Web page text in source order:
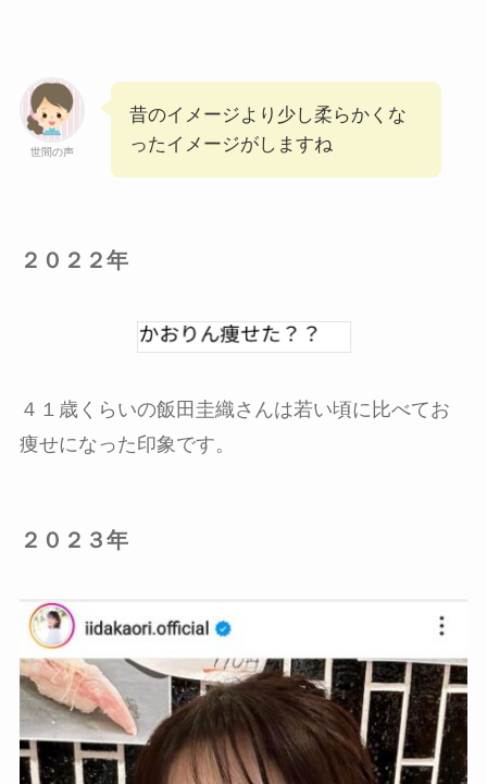
世間の声
昔のイメージより少し柔らかくな
ったイメージがしますね
２０２２年
４１歳くらいの飯田圭織さんは若い頃に比べてお
痩せになった印象です。
２０２３年